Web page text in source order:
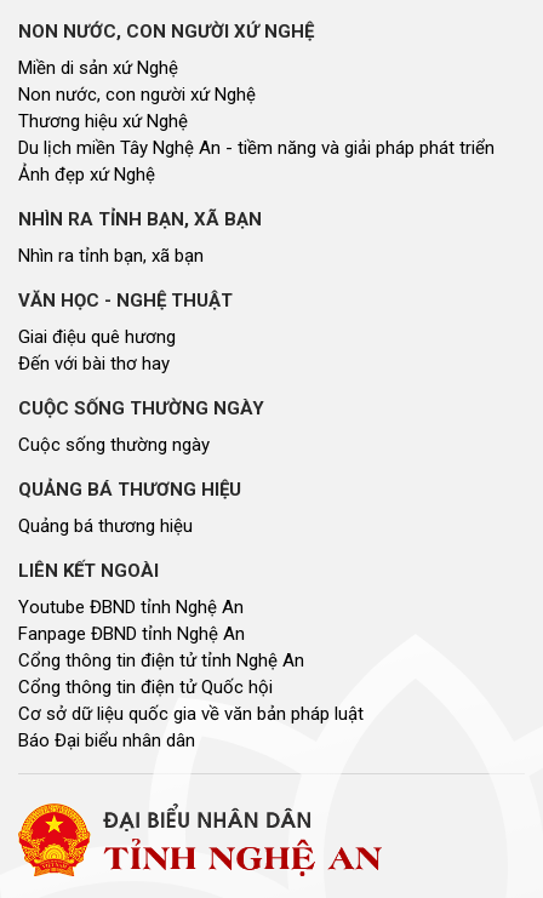
NON NƯỚC, CON NGƯỜI XỨ NGHỆ
Miền di sản xứ Nghệ
Non nước, con người xứ Nghệ
Thương hiệu xứ Nghệ
Du lịch miền Tây Nghệ An - tiềm năng và giải pháp phát triển
Ảnh đẹp xứ Nghệ
NHÌN RA TỈNH BẠN, XÃ BẠN
Nhìn ra tỉnh bạn, xã bạn
VĂN HỌC - NGHỆ THUẬT
Giai điệu quê hương
Đến với bài thơ hay
CUỘC SỐNG THƯỜNG NGÀY
Cuộc sống thường ngày
QUẢNG BÁ THƯƠNG HIỆU
Quảng bá thương hiệu
LIÊN KẾT NGOÀI
Youtube ĐBND tỉnh Nghệ An
Fanpage ĐBND tỉnh Nghệ An
Cổng thông tin điện tử tỉnh Nghệ An
Cổng thông tin điện tử Quốc hội
Cơ sở dữ liệu quốc gia về văn bản pháp luật
Báo Đại biểu nhân dân